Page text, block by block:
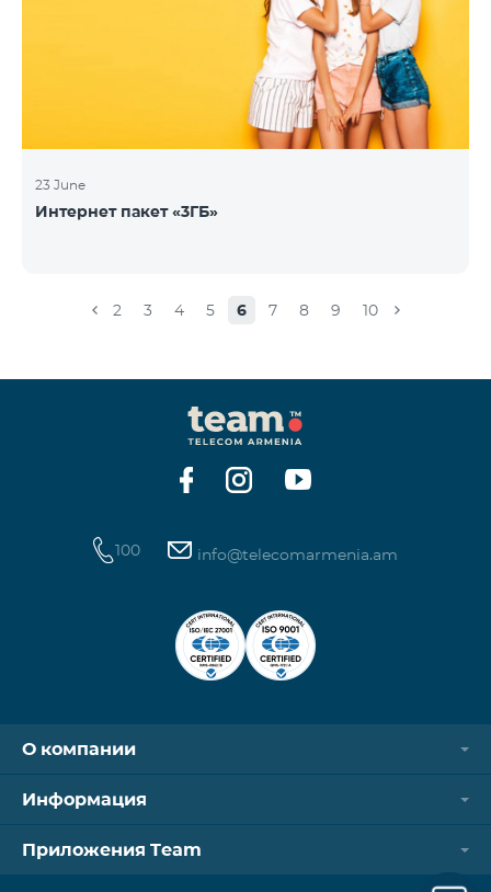
23 June
Интернет пакет «3ГБ»
2 3 4 5 6 7 8 9 10
100 info@telecomarmenia.am
О компании
Информация
Приложения Team